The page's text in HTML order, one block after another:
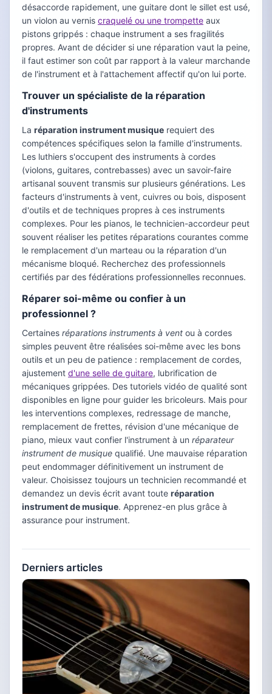
désaccorde rapidement, une guitare dont le sillet est usé,
un violon au vernis craquelé ou une trompette aux
pistons grippés : chaque instrument a ses fragilités
propres. Avant de décider si une réparation vaut la peine,
il faut estimer son coût par rapport à la valeur marchande
de l'instrument et à l'attachement affectif qu'on lui porte.
Trouver un spécialiste de la réparation
d'instruments
La réparation instrument musique requiert des
compétences spécifiques selon la famille d'instruments.
Les luthiers s'occupent des instruments à cordes
(violons, guitares, contrebasses) avec un savoir-faire
artisanal souvent transmis sur plusieurs générations. Les
facteurs d'instruments à vent, cuivres ou bois, disposent
d'outils et de techniques propres à ces instruments
complexes. Pour les pianos, le technicien-accordeur peut
souvent réaliser les petites réparations courantes comme
le remplacement d'un marteau ou la réparation d'un
mécanisme bloqué. Recherchez des professionnels
certifiés par des fédérations professionnelles reconnues.
Réparer soi-même ou confier à un
professionnel ?
Certaines réparations instruments à vent ou à cordes
simples peuvent être réalisées soi-même avec les bons
outils et un peu de patience : remplacement de cordes,
ajustement d'une selle de guitare, lubrification de
mécaniques grippées. Des tutoriels vidéo de qualité sont
disponibles en ligne pour guider les bricoleurs. Mais pour
les interventions complexes, redressage de manche,
remplacement de frettes, révision d'une mécanique de
piano, mieux vaut confier l'instrument à un réparateur
instrument de musique qualifié. Une mauvaise réparation
peut endommager définitivement un instrument de
valeur. Choisissez toujours un technicien recommandé et
demandez un devis écrit avant toute réparation
instrument de musique. Apprenez-en plus grâce à
assurance pour instrument.
Derniers articles